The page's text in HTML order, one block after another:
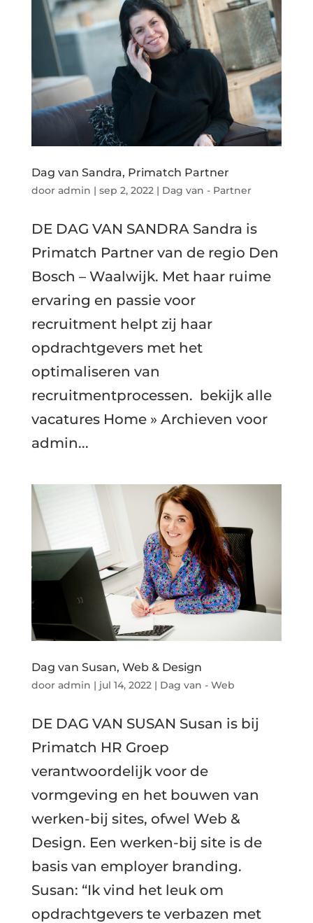
Dag van Sandra, Primatch Partner
door admin | sep 2, 2022| Dag van - Partner
DE DAG VAN SANDRA Sandra is
Primatch Partner van de regio Den
Bosch – Waalwijk. Met haar ruime
ervaring en passie voor
recruitment helpt zij haar
opdrachtgevers met het
optimaliseren van
recruitmentprocessen. bekijk alle
vacatures Home » Archieven voor
admin...
Dag van Susan, Web & Design
door admin | jul 14, 2022| Dag van - Web
DE DAG VAN SUSAN Susan is bij
Primatch HR Groep
verantwoordelijk voor de
vormgeving en het bouwen van
werken-bij sites, ofwel Web &
Design. Een werken-bij site is de
basis van employer branding.
Susan: “Ik vind het leuk om
opdrachtgevers te verbazen met